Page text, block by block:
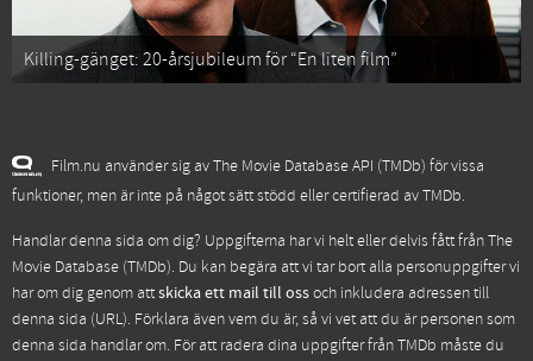
Killing-gänget: 20-årsjubileum för “En liten film”
Film.nu använder sig av The Movie Database API (TMDb) för vissa
funktioner, men är inte på något sätt stödd eller certifierad av TMDb.
Handlar denna sida om dig? Uppgifterna har vi helt eller delvis fått frånThe
Movie Database (TMDb). Du kan begära att vi tar bort alla personuppgifter vi
har om dig genom attskicka ett mail till ossoch inkludera adressen till
denna sida (URL). Förklara även vem du är, så vi vet att du är personen som
denna sida handlar om. För att radera dina uppgifter från TMDb måste du